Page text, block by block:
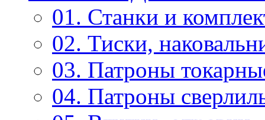
01. Станки и
02. Тиски,
03. Патроны
04. Патроны